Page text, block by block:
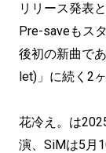
リリース発表
Pre-saveもス
後初の新曲で
let)」に続く2
花冷え。は
演、SiMは5月